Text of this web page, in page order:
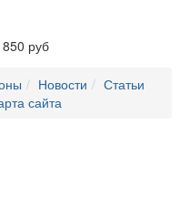
руб
Новости
Статьи
сайта